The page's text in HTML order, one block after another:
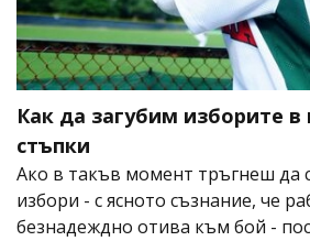
Как да загубим изборите в
стъпки
Ако в такъв момент тръгнеш да
избори - с ясното съзнание, че
безнадеждно отива към бой -